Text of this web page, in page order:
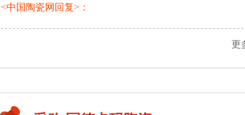
<中国陶瓷网回复>：
更